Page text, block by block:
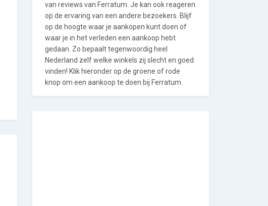
van reviews van Ferratum. Je kan ook reageren
op de ervaring van een andere bezoekers. Blijf
op de hoogte waar je aankopen kunt doen of
waar je in het verleden een aankoop hebt
gedaan. Zo bepaalt tegenwoordig heel
Nederland zelf welke winkels zij slecht en goed
vinden! Klik hieronder op de groene of rode
knop om een aankoop te doen bij Ferratum.